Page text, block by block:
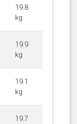
19.8
kg
19.9
kg
19.1
kg
19.7